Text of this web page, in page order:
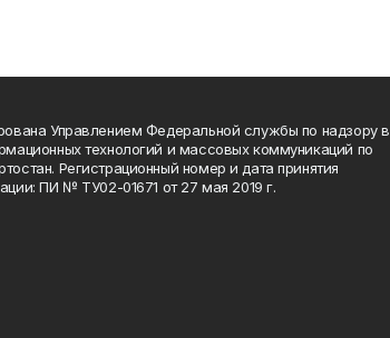
Управлением Федеральной службы по надзору в
технологий и массовых коммуникаций по
Регистрационный номер и дата принятия
ПИ № ТУ02-01671 от 27 мая 2019 г.